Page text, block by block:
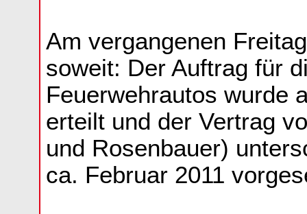
Am vergangenen
soweit: Der Auftrag für
Feuerwehrautos wurde
erteilt und der Vertrag
und Rosenbauer)
ca. Februar 2011